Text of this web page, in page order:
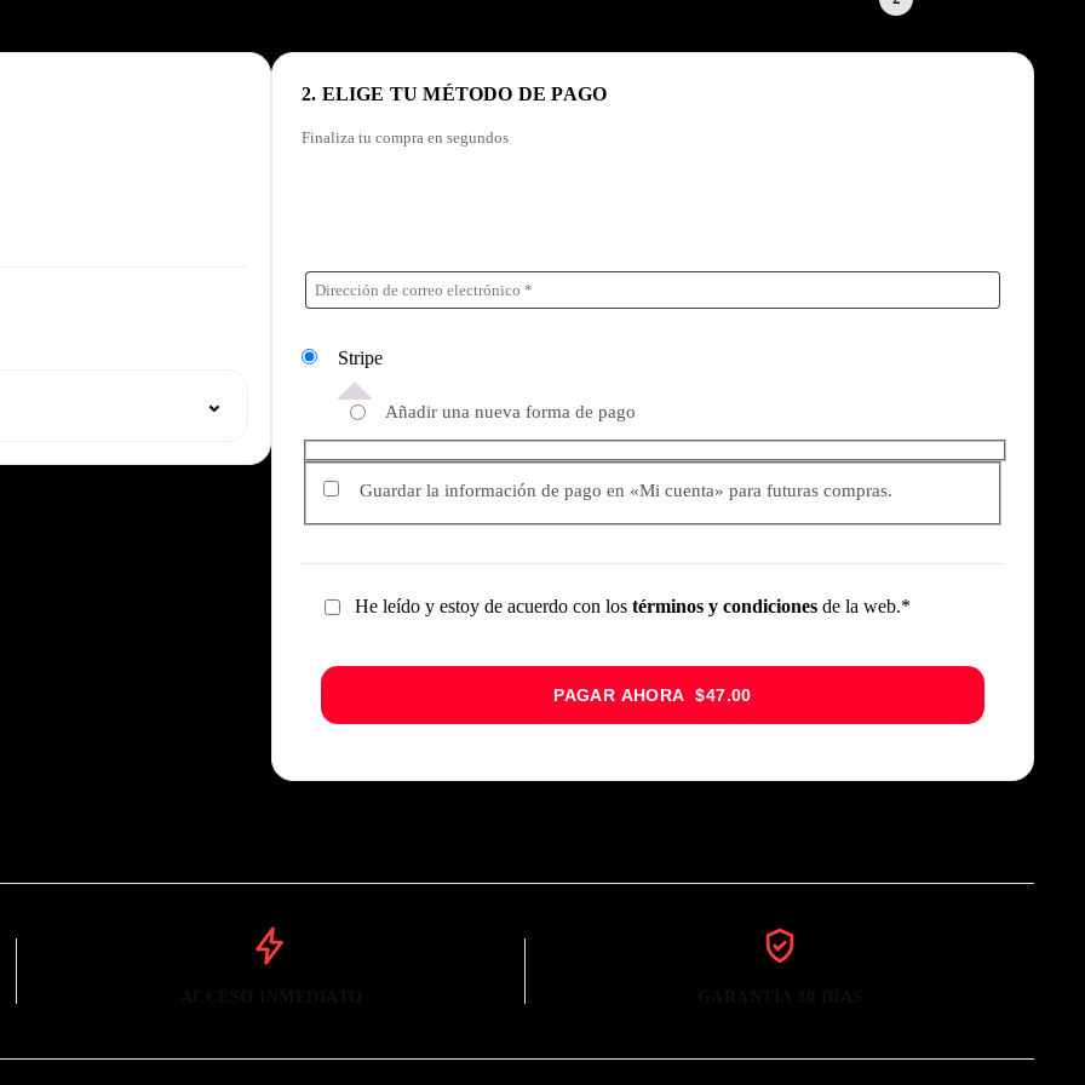
⌄
2. ELIGE TU MÉTODO DE PAGO
Finaliza tu compra en segundos
Stripe
Añadir una nueva forma de pago
Guardar la información de pago en «Mi cuenta» para futuras compras.
He leído y estoy de acuerdo con los términos y condiciones de la web.*
PAGAR AHORA $47.00